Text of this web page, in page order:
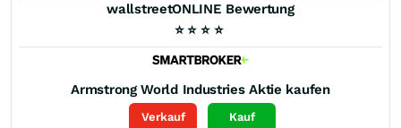
wallstreetONLINE Bewertung
⭐ ⭐ ⭐ ⭐
Armstrong World Industries Aktie kaufen
Verkauf Kauf